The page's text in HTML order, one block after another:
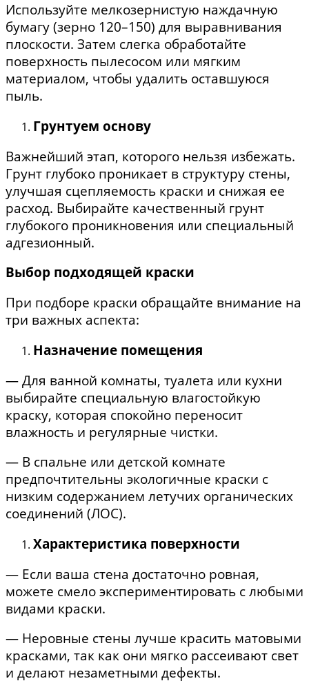
Используйте мелкозернистую наждачную
бумагу (зерно 120–150) для выравнивания
плоскости. Затем слегка обработайте
поверхность пылесосом или мягким
материалом, чтобы удалить оставшуюся
пыль.
Грунтуем основу
Важнейший этап, которого нельзя избежать.
Грунт глубоко проникает в структуру стены,
улучшая сцепляемость краски и снижая ее
расход. Выбирайте качественный грунт
глубокого проникновения или специальный
адгезионный.
Выбор подходящей краски
При подборе краски обращайте внимание на
три важных аспекта:
Назначение помещения
— Для ванной комнаты, туалета или кухни
выбирайте специальную влагостойкую
краску, которая спокойно переносит
влажность и регулярные чистки.
— В спальне или детской комнате
предпочтительны экологичные краски с
низким содержанием летучих органических
соединений (ЛОС).
Характеристика поверхности
— Если ваша стена достаточно ровная,
можете смело экспериментировать с любыми
видами краски.
— Неровные стены лучше красить матовыми
красками, так как они мягко рассеивают свет
и делают незаметными дефекты.